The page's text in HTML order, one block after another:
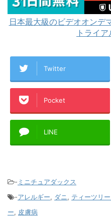
日本最大級のビデオオンデ
トライア
Twitter
Pocket
LINE
- ミニチュアダックス
-アレルギー, ダニ , ティーツリ
ー, 皮膚病